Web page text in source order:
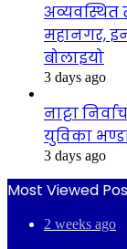
अव्यवस्थित
महानगर,
बोलाइयो
3 days ago
नाट्टा
युविका
3 days ago
Most Viewed
2 weeks ago